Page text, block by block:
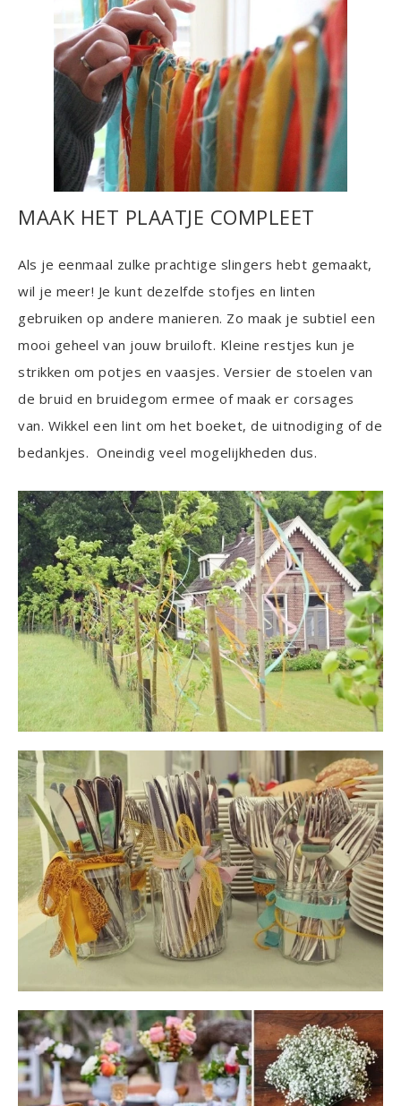
MAAK HET PLAATJE COMPLEET
Als je eenmaal zulke prachtige slingers hebt gemaakt,
wil je meer! Je kunt dezelfde stofjes en linten
gebruiken op andere manieren. Zo maak je subtiel een
mooi geheel van jouw bruiloft. Kleine restjes kun je
strikken om potjes en vaasjes. Versier de stoelen van
de bruid en bruidegom ermee of maak er corsages
van. Wikkel een lint om het boeket, de uitnodiging of de
bedankjes. Oneindig veel mogelijkheden dus.